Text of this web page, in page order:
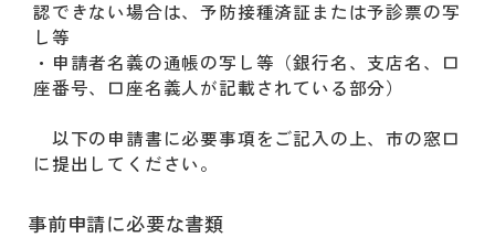
認できない場合は、予防接種済証または予診票の写
し等
・申請者名義の通帳の写し等（銀行名、支店名、口
座番号、口座名義人が記載されている部分）
以下の申請書に必要事項をご記入の上、市の窓口
に提出してください。
事前申請に必要な書類